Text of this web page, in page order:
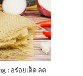
: อร่อยเด็ด ลด